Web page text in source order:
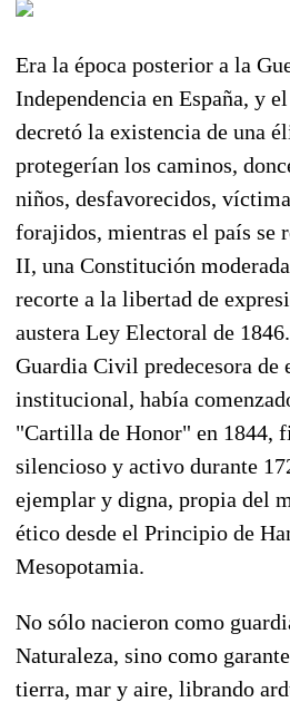
Era la época posterior a la
Independencia en España, y
decretó la existencia de una
protegerían los caminos,
niños, desfavorecidos,
forajidos, mientras el país se
II, una Constitución
recorte a la libertad de
austera Ley Electoral de
Guardia Civil predecesora de
institucional, había
"Cartilla de Honor" en 1844,
silencioso y activo durante
ejemplar y digna, propia del
ético desde el Principio de
Mesopotamia.
No sólo nacieron como
Naturaleza, sino como
tierra, mar y aire, librando